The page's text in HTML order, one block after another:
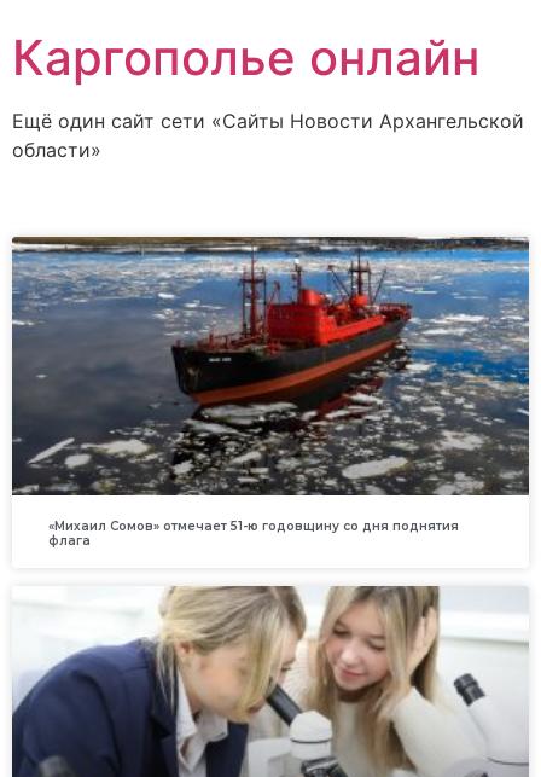
Каргополье онлайн
Ещё один сайт сети «Сайты Новости Архангельской
области»
«Михаил Сомов» отмечает 51-ю годовщину со дня поднятия
флага